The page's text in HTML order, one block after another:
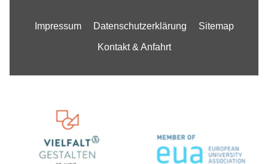
Impressum Datenschutzerklärung Sitemap
Kontakt & Anfahrt